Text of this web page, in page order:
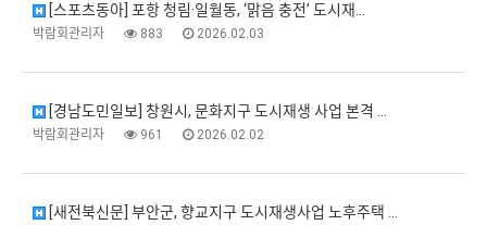
[스포츠동아] 포항 청림·일월동, ‘맑음 충전’ 도시재…
박람회관리자 883 2026.02.03
[경남도민일보] 창원시, 문화지구 도시재생 사업 본격 …
박람회관리자 961 2026.02.02
[새전북신문] 부안군, 향교지구 도시재생사업 노후주택 …